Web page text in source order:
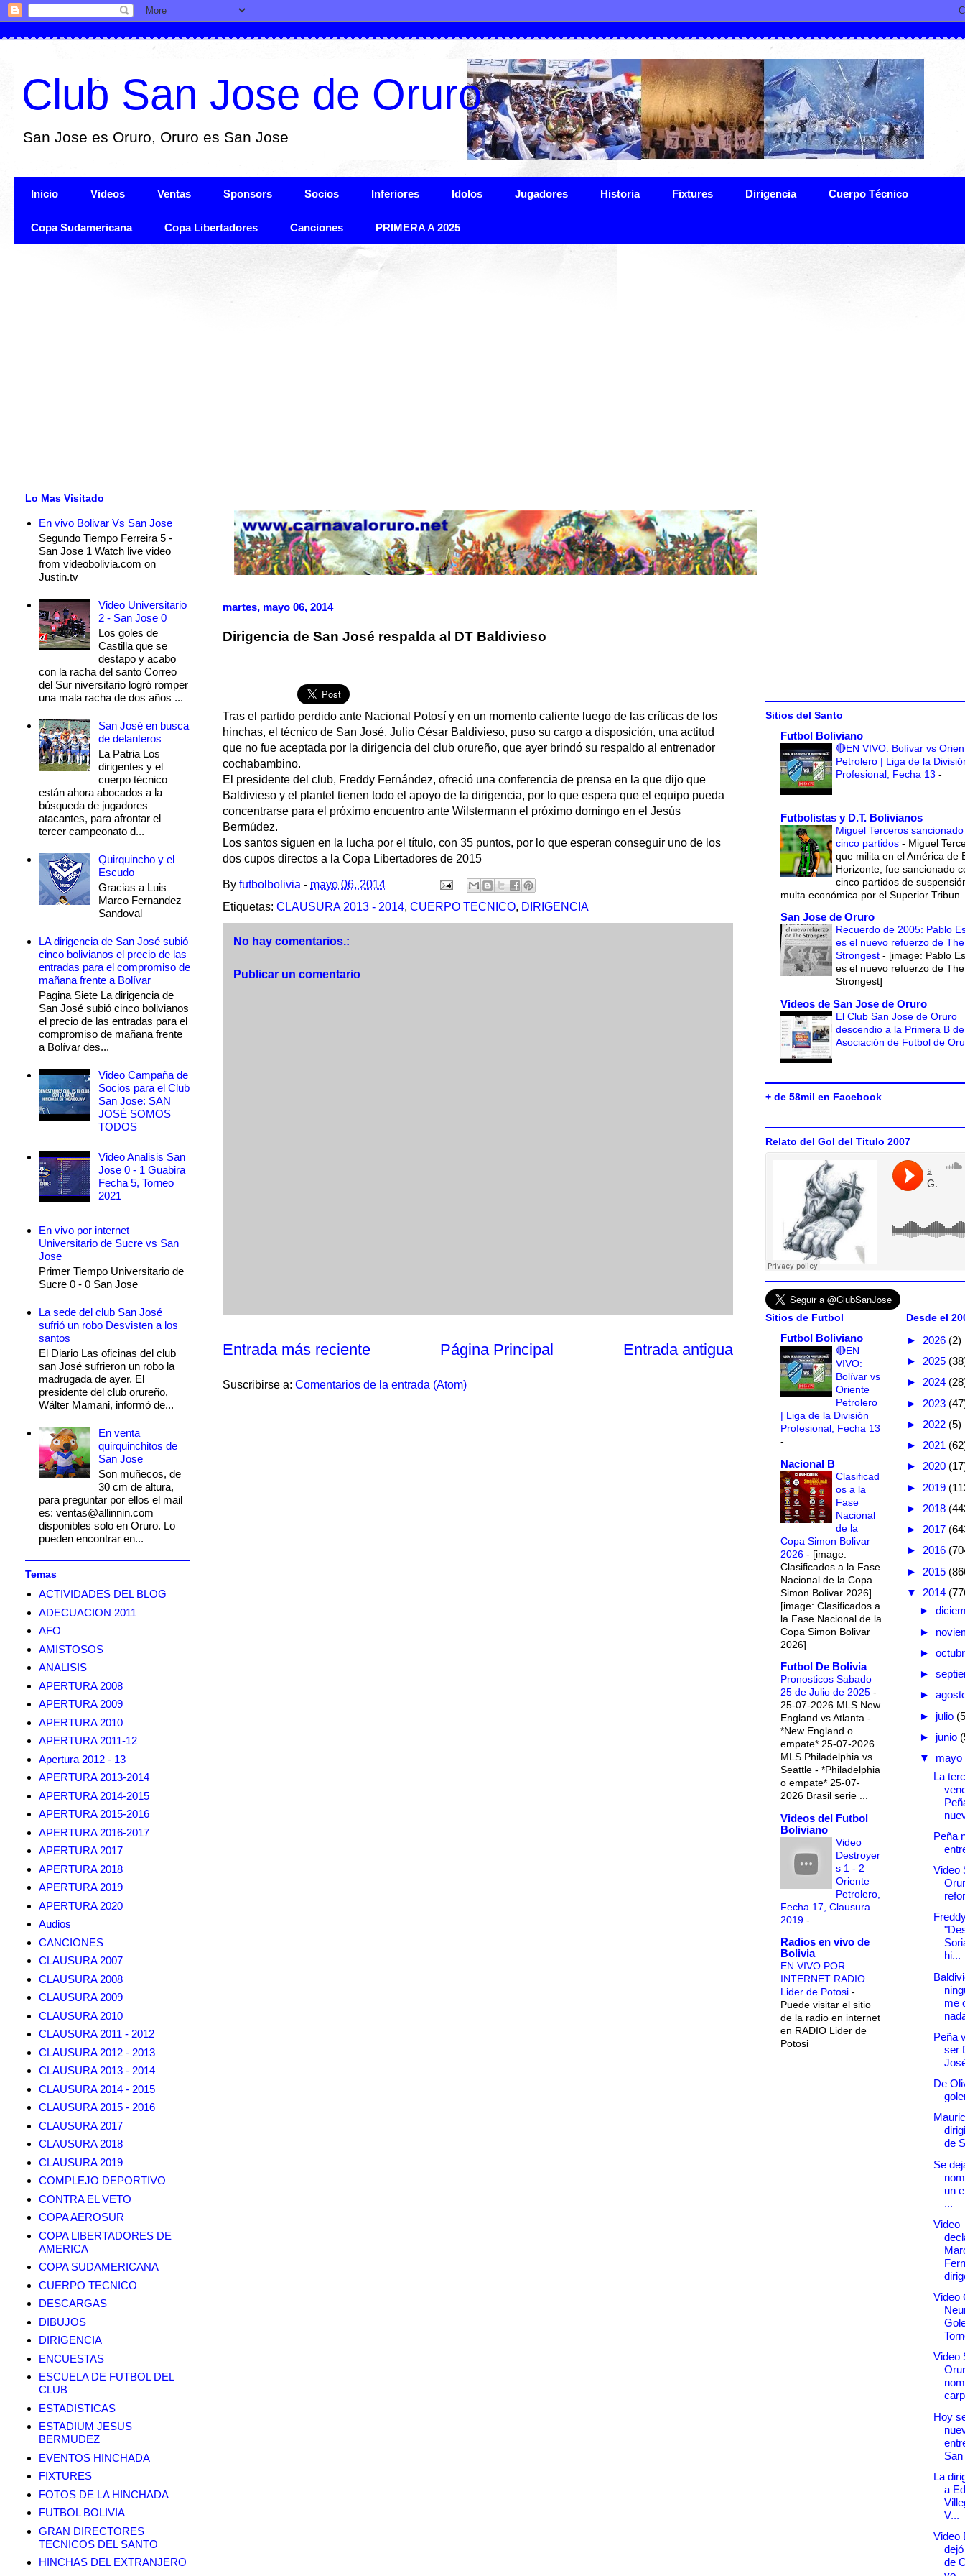
Club San Jose de Oruro
San Jose es Oruro, Oruro es San Jose
Inicio Videos Ventas Sponsors Socios Inferiores Idolos Jugadores Historia Fixtures Dirigencia Cuerpo Técnico
Copa Sudamericana Copa Libertadores Canciones PRIMERA A 2025
martes, mayo 06, 2014
Dirigencia de San José respalda al DT Baldivieso
Tras el partido perdido ante Nacional Potosí y en un momento caliente luego de las críticas de los
hinchas, el técnico de San José, Julio César Baldivieso, puso su cargo a disposición, una actitud
que no fue aceptada por la dirigencia del club orureño, que ayer brindó su respaldo al entrenador
cochabambino.
El presidente del club, Freddy Fernández, ofreció una conferencia de prensa en la que dijo que
Baldivieso y el plantel tienen todo el apoyo de la dirigencia, por lo que espera que el equipo pueda
concentrarse para el próximo encuentro ante Wilstermann el próximo domingo en el Jesús
Bermúdez.
Los santos siguen en la lucha por el título, con 35 puntos, por lo que esperan conseguir uno de los
dos cupos directos a la Copa Libertadores de 2015
By futbolbolivia - mayo 06, 2014
Etiquetas: CLAUSURA 2013 - 2014, CUERPO TECNICO, DIRIGENCIA
No hay comentarios.:
Publicar un comentario
Entrada más reciente Entrada antigua
Página Principal
Suscribirse a: Comentarios de la entrada (Atom)
Lo Mas Visitado
En vivo Bolivar Vs San Jose
Segundo Tiempo Ferreira 5 -
San Jose 1 Watch live video
from videobolivia.com on
Justin.tv
Video Universitario
2 - San Jose 0
Los goles de
Castilla que se
destapo y acabo
con la racha del santo Correo
del Sur niversitario logró romper
una mala racha de dos años ...
San José en busca
de delanteros
La Patria Los
dirigentes y el
cuerpo técnico
están ahora abocados a la
búsqueda de jugadores
atacantes, para afrontar el
tercer campeonato d...
Quirquincho y el
Escudo
Gracias a Luis
Marco Fernandez
Sandoval
LA dirigencia de San José subió
cinco bolivianos el precio de las
entradas para el compromiso de
mañana frente a Bolívar
Pagina Siete La dirigencia de
San José subió cinco bolivianos
el precio de las entradas para el
compromiso de mañana frente
a Bolívar des...
Video Campaña de
Socios para el Club
San Jose: SAN
JOSÉ SOMOS
TODOS
Video Analisis San
Jose 0 - 1 Guabira
Fecha 5, Torneo
2021
En vivo por internet
Universitario de Sucre vs San
Jose
Primer Tiempo Universitario de
Sucre 0 - 0 San Jose
La sede del club San José
sufrió un robo Desvisten a los
santos
El Diario Las oficinas del club
san José sufrieron un robo la
madrugada de ayer. El
presidente del club orureño,
Wálter Mamani, informó de...
En venta
quirquinchitos de
San Jose
Son muñecos, de
30 cm de altura,
para preguntar por ellos el mail
es: ventas@allinnin.com
disponibles solo en Oruro. Lo
pueden encontrar en...
Temas
ACTIVIDADES DEL BLOG
ADECUACION 2011
AFO
AMISTOSOS
ANALISIS
APERTURA 2008
APERTURA 2009
APERTURA 2010
APERTURA 2011-12
Apertura 2012 - 13
APERTURA 2013-2014
APERTURA 2014-2015
APERTURA 2015-2016
APERTURA 2016-2017
APERTURA 2017
APERTURA 2018
APERTURA 2019
APERTURA 2020
Audios
CANCIONES
CLAUSURA 2007
CLAUSURA 2008
CLAUSURA 2009
CLAUSURA 2010
CLAUSURA 2011 - 2012
CLAUSURA 2012 - 2013
CLAUSURA 2013 - 2014
CLAUSURA 2014 - 2015
CLAUSURA 2015 - 2016
CLAUSURA 2017
CLAUSURA 2018
CLAUSURA 2019
COMPLEJO DEPORTIVO
CONTRA EL VETO
COPA AEROSUR
COPA LIBERTADORES DE
AMERICA
COPA SUDAMERICANA
CUERPO TECNICO
DESCARGAS
DIBUJOS
DIRIGENCIA
ENCUESTAS
ESCUELA DE FUTBOL DEL
CLUB
ESTADISTICAS
ESTADIUM JESUS
BERMUDEZ
EVENTOS HINCHADA
FIXTURES
FOTOS DE LA HINCHADA
FUTBOL BOLIVIA
GRAN DIRECTORES
TECNICOS DEL SANTO
HINCHAS DEL EXTRANJERO
Sitios del Santo
Futbol Boliviano
🔴EN VIVO: Bolívar vs
Petrolero | Liga de la
Profesional, Fecha 13 -
Futbolistas y D.T. Bolivianos
Miguel Terceros
cinco partidos - Miguel
que milita en el América de
Horizonte, fue sancionado
cinco partidos de
multa económica por el Superior
San Jose de Oruro
Recuerdo de 2005: Pablo
es el nuevo refuerzo de The
Strongest - [image: Pablo
es el nuevo refuerzo de The
Strongest]
Videos de San Jose de Oruro
El Club San Jose de Oruro
descendio a la Primera B
Asociación de Futbol de
+ de 58mil en Facebook
Relato del Gol del Titulo 2007
Sitios de Futbol
Futbol Boliviano
🔴EN
VIVO:
Bolívar vs
Oriente
Petrolero
| Liga de la División
Profesional, Fecha 13
-
Nacional B
Clasificad
os a la
Fase
Nacional
de la
Copa Simon Bolivar
2026 - [image:
Clasificados a la Fase
Nacional de la Copa
Simon Bolivar 2026]
[image: Clasificados a
la Fase Nacional de la
Copa Simon Bolivar
2026]
Futbol De Bolivia
Pronosticos Sabado
25 de Julio de 2025 -
25-07-2026 MLS New
England vs Atlanta -
*New England o
empate* 25-07-2026
MLS Philadelphia vs
Seattle - *Philadelphia
o empate* 25-07-
2026 Brasil serie ...
Videos del Futbol
Boliviano
Video
Destroyer
s 1 - 2
Oriente
Petrolero,
Fecha 17, Clausura
2019 -
Radios en vivo de
Bolivia
EN VIVO POR
INTERNET RADIO
Lider de Potosi -
Puede visitar el sitio
de la radio en internet
en RADIO Lider de
Potosi
Desde el
► 2026 (2)
► 2025
► 2024
► 2023
► 2022 (5)
► 2021
► 2020
► 2019
► 2018
► 2017
► 2016
► 2015
▼ 2014
►
►
►
►
►
► julio
► junio
▼ mayo
La
Peña
Video
hi...
me
Peña
ser
De
de
Se
un
...
Video
Video
Video
Hoy
La
a
V...
Video
de